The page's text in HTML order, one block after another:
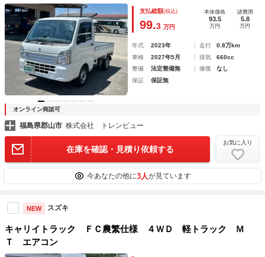
支払総額(税込)
99.3 万円
本体価格
93.5
万円
諸費用
5.8
万円
年式 2023年 走行
0.8万km
車検
2027年5月 排気
660cc
整備
法定整備無 修復
なし
保証
保証無
オンライン商談可
福島県郡山市 株式会社 トレンビュー
在庫を確認・見積り依頼する
お気に入り
今あなたの他に3人が見ています
NEW スズキ
キャリイトラック ＦＣ農繁仕様 ４ＷＤ 軽トラック Ｍ
Ｔ エアコン